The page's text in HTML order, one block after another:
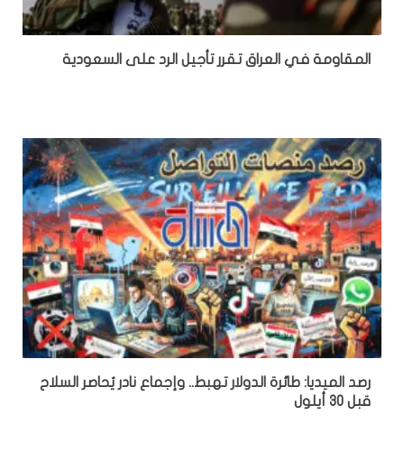
المقاومة في العراق تقرر تأجيل الرد على السعودية
رصد الميديا: طائرة الدولار تهبط.. وإجماع نادر يُحاصر السلاح
قبل 30 أيلول